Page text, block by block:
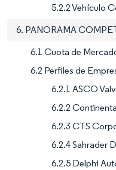
5.2.2 Vehículo
6. PANORAMA
6.1 Cuota de
6.2 Perfiles de
6.2.1 ASCO
6.2.2
6.2.3 CTS
6.2.4 Sahrader
6.2.5 Delphi